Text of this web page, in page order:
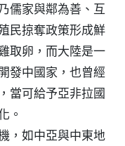
儒家與鄰為善、互
民掠奪政策形成鮮
取卵，而大陸是一
發中國家，也曾經
當可給予亞非拉國
。
，如中亞與中東地